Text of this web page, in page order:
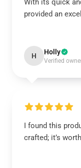
With its quick
provided an
H Holly
Verified
I found this
crafted; it’s